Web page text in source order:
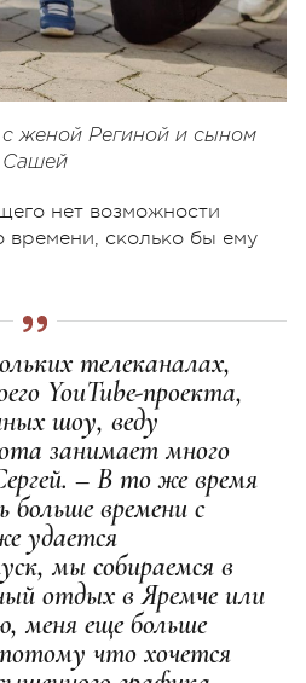
женой Региной и сыном
Сашей
нет возможности
времени, сколько бы ему
телеканалах,
YouTube-проекта,
шоу, веду
занимает много
– В то же время
больше времени с
удается
мы собираемся в
отдых в Яремче или
меня еще больше
что хочется